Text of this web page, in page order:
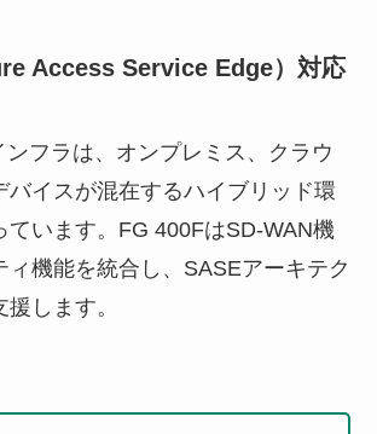
Access Service Edge）対応
フラは、オンプレミス、クラウ
バイスが混在するハイブリッド環
ています。FG 400FはSD-WAN機
ィ機能を統合し、SASEアーキテク
します。